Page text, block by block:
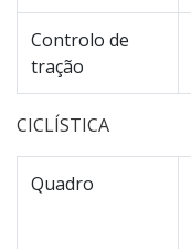
Controlo de
tração
CICLÍSTICA
Quadro